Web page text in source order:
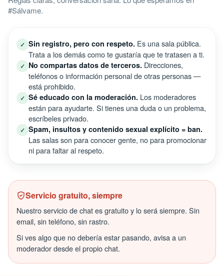
#Sálvame.
✓ Sin registro, pero con respeto. Es una sala pública.
Trata a los demás como te gustaría que te tratasen a ti.
✓ No compartas datos de terceros. Direcciones,
teléfonos o información personal de otras personas —
está prohibido.
✓ Sé educado con la moderación. Los moderadores
están para ayudarte. Si tienes una duda o un problema,
escríbeles privado.
✓ Spam, insultos y contenido sexual explícito = ban.
Las salas son para conocer gente, no para promocionar
ni para faltar al respeto.
Servicio gratuito, siempre
Nuestro servicio de chat es gratuito y lo será siempre. Sin
email, sin teléfono, sin rastro.
Si ves algo que no debería estar pasando, avisa a un
moderador desde el propio chat.